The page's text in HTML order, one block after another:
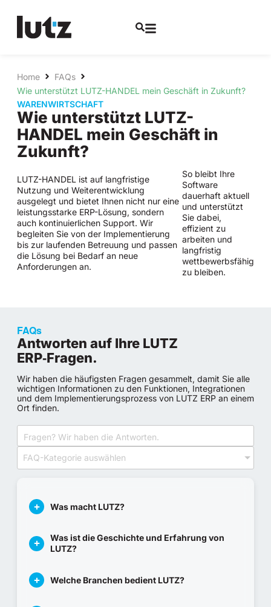
Home
FAQs
Wie unterstützt LUTZ-HANDEL mein Geschäft in Zukunft?
WARENWIRTSCHAFT
Wie unterstützt LUTZ-
HANDEL mein Geschäft in
Zukunft?
LUTZ-HANDEL ist auf langfristige
Nutzung und Weiterentwicklung
ausgelegt und bietet Ihnen nicht nur eine
leistungsstarke ERP-Lösung, sondern
auch kontinuierlichen Support. Wir
begleiten Sie von der Implementierung
bis zur laufenden Betreuung und passen
die Lösung bei Bedarf an neue
Anforderungen an.
So bleibt Ihre
Software
dauerhaft aktuell
und unterstützt
Sie dabei,
effizient zu
arbeiten und
langfristig
wettbewerbsfähig
zu bleiben.
FAQs
Antworten auf Ihre LUTZ
ERP‑Fragen.
Wir haben die häufigsten Fragen gesammelt, damit Sie alle
wichtigen Informationen zu den Funktionen, Integrationen
und dem Implementierungsprozess von LUTZ ERP an einem
Ort finden.
FAQ-Kategorie auswählen
Was macht LUTZ?
Was ist die Geschichte und Erfahrung von
LUTZ?
Welche Branchen bedient LUTZ?